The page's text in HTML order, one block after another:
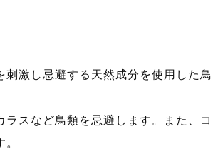
刺激し忌避する天然成分を使用した鳥
スなど鳥類を忌避します。また、コ